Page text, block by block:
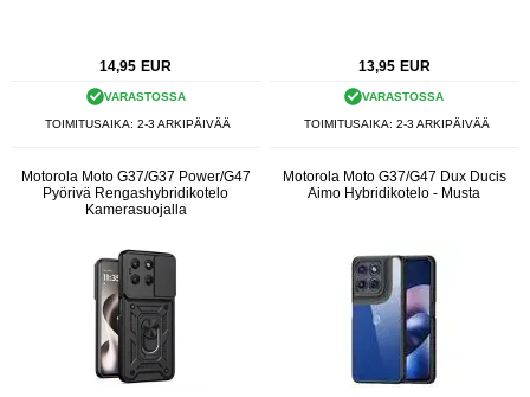
14,95 EUR
VARASTOSSA
TOIMITUSAIKA: 2-3 ARKIPÄIVÄÄ
13,95 EUR
VARASTOSSA
TOIMITUSAIKA: 2-3 ARKIPÄIVÄÄ
Motorola Moto G37/G37 Power/G47
Pyörivä Rengashybridikotelo
Kamerasuojalla
Motorola Moto G37/G47 Dux Ducis
Aimo Hybridikotelo - Musta